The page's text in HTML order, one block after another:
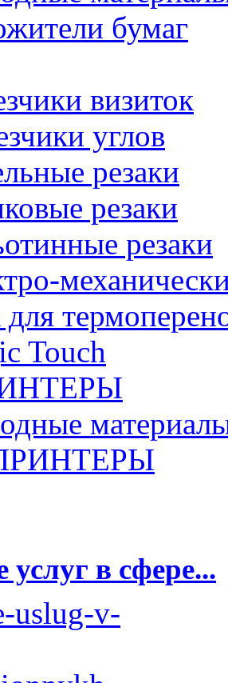
бумаг
визиток
углов
резаки
резаки
резаки
для
Touch
услуг в сфере...